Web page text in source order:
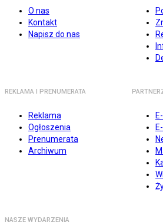
O nas
Kontakt
Napisz do nas
REKLAMA I PRENUMERATA
Reklama
Ogłoszenia
Prenumerata
Archiwum
NASZE WYDARZENIA